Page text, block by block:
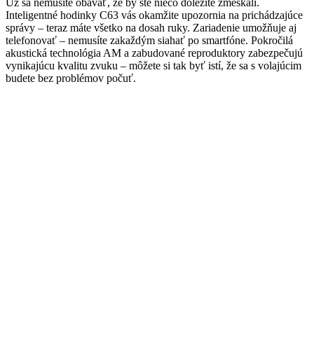
Už sa nemusíte obávať, že by ste niečo dôležité zmeškali.
Inteligentné hodinky C63 vás okamžite upozornia na prichádzajúce
správy – teraz máte všetko na dosah ruky. Zariadenie umožňuje aj
telefonovať – nemusíte zakaždým siahať po smartfóne. Pokročilá
akustická technológia AM a zabudované reproduktory zabezpečujú
vynikajúcu kvalitu zvuku – môžete si tak byť istí, že sa s volajúcim
budete bez problémov počuť.